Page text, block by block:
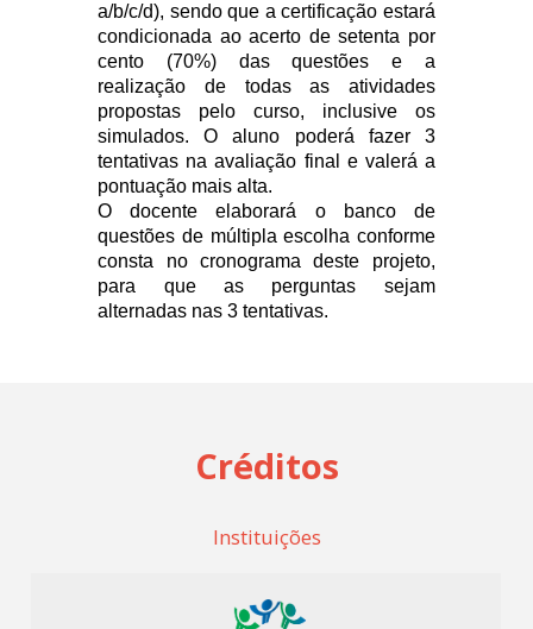
a/b/c/d), sendo que a certificação estará
condicionada ao acerto de setenta por
cento (70%) das questões e a
realização de todas as atividades
propostas pelo curso, inclusive os
simulados. O aluno poderá fazer 3
tentativas na avaliação final e valerá a
pontuação mais alta.
O docente elaborará o banco de
questões de múltipla escolha conforme
consta no cronograma deste projeto,
para que as perguntas sejam
alternadas nas 3 tentativas.
Créditos
Instituições